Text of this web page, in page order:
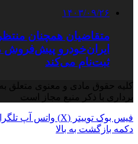
۱۴۰۳/۰۹/۲۶
متقاضیان همچنان
ایران‌خودرو پیش‌فروش
ثبت‌نام می‌کند
کلیه حقوق مادی و معنوی
برداری با ذکر منبع مجاز است
فیس بوک توییتر (X) واتس آپ
دکمه بازگشت به بالا